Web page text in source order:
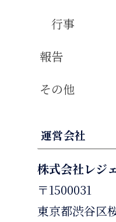
行事
報告
その他
運営会社
株式会社レジ
〒1500031
東京都渋谷区